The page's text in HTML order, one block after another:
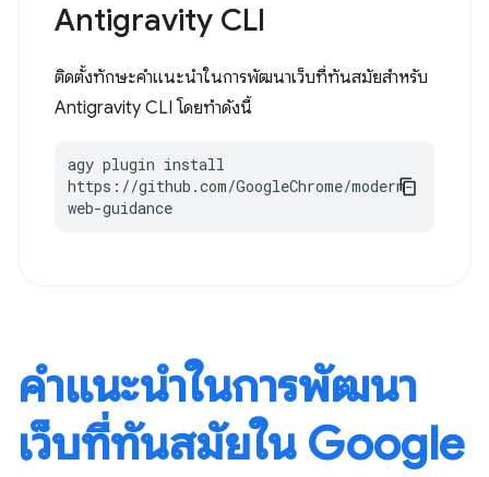
Antigravity CLI
ติดตั้งทักษะคำแนะนำในการพัฒนาเว็บที่ทันสมัยสำหรับ
Antigravity CLI โดยทำดังนี้
agy plugin install
https://github.com/GoogleChrome/modern-
web-guidance
คำแนะนำในการพัฒนา
เว็บที่ทันสมัยใน Google